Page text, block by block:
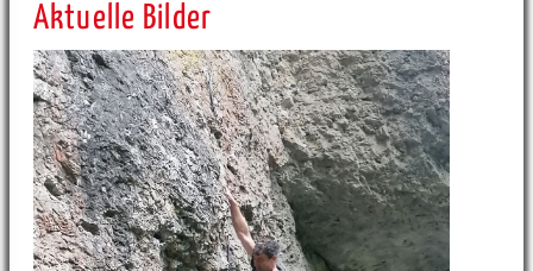
Aktuelle Bilder